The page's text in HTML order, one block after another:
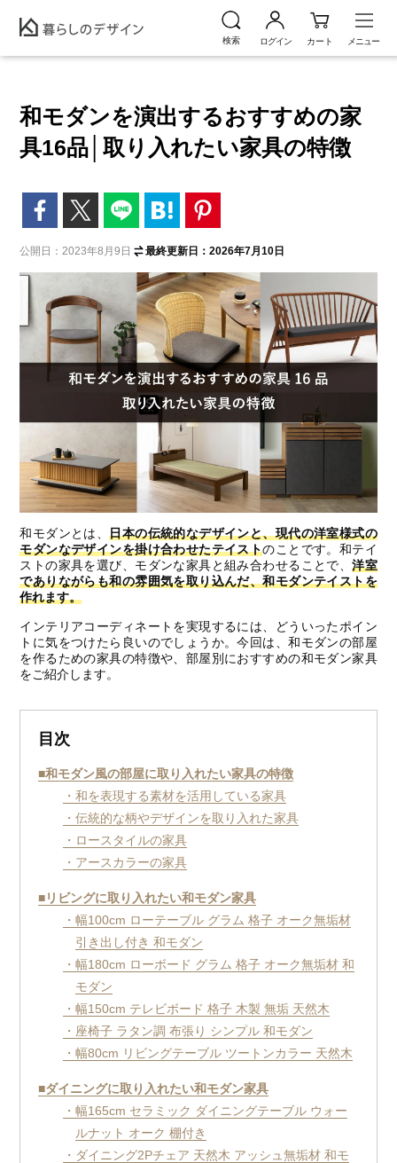
和モダンを演出するおすすめの家
具16品│取り入れたい家具の特徴
公開日：2023年8月9日 最終更新日：2026年7月10日
和モダンとは、日本の伝統的なデザインと、現代の洋室様式の
モダンなデザインを掛け合わせたテイストのことです。和テイ
ストの家具を選び、モダンな家具と組み合わせることで、洋室
でありながらも和の雰囲気を取り込んだ、和モダンテイストを
作れます。
インテリアコーディネートを実現するには、どういったポイン
トに気をつけたら良いのでしょうか。今回は、和モダンの部屋
を作るための家具の特徴や、部屋別におすすめの和モダン家具
をご紹介します。
目次
■和モダン風の部屋に取り入れたい家具の特徴
・和を表現する素材を活用している家具
・伝統的な柄やデザインを取り入れた家具
・ロースタイルの家具
・アースカラーの家具
■リビングに取り入れたい和モダン家具
・幅100cm ローテーブル グラム 格子 オーク無垢材
引き出し付き 和モダン
・幅180cm ローボード グラム 格子 オーク無垢材 和
モダン
・幅150cm テレビボード 格子 木製 無垢 天然木
・座椅子 ラタン調 布張り シンプル 和モダン
・幅80cm リビングテーブル ツートンカラー 天然木
■ダイニングに取り入れたい和モダン家具
・幅165cm セラミック ダイニングテーブル ウォー
ルナット オーク 棚付き
・ダイニング2Pチェア 天然木 アッシュ無垢材 和モ